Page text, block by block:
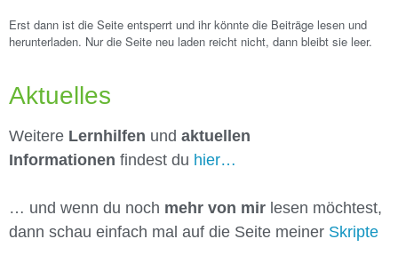
Erst dann ist die Seite entsperrt und ihr könnte die Beiträge lesen und
herunterladen. Nur die Seite neu laden reicht nicht, dann bleibt sie leer.
Aktuelles
Weitere Lernhilfen und aktuellen
Informationen findest du hier…
… und wenn du noch mehr von mir lesen möchtest,
dann schau einfach mal auf die Seite meiner Skripte